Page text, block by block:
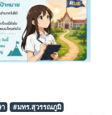
#มทร.สุวรรณภูมิ